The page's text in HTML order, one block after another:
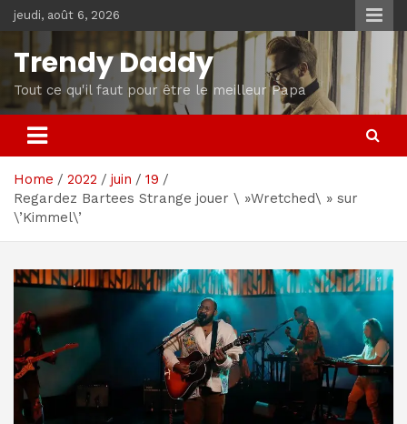
Skip
to
content
jeudi, août 6, 2026
Trendy Daddy
Tout ce qu'il faut pour être le meilleur Papa
Home 2022 juin
19
Regardez Bartees Strange jouer \ »Wretched\ » sur
\’Kimmel\’